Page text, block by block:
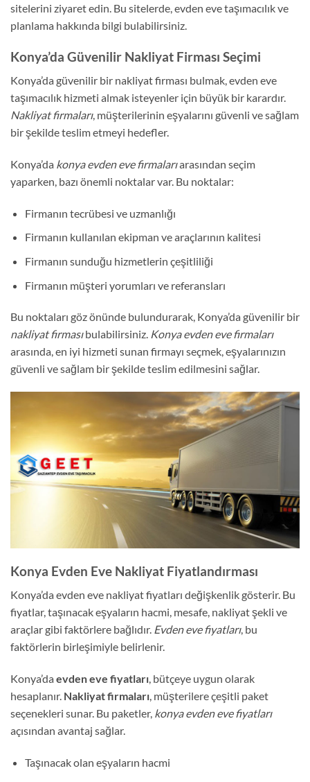
sitelerini ziyaret edin. Bu sitelerde, evden eve taşımacılık ve
planlama hakkında bilgi bulabilirsiniz.
Konya’da Güvenilir Nakliyat Firması Seçimi
Konya’da güvenilir bir nakliyat firması bulmak, evden eve
taşımacılık hizmeti almak isteyenler için büyük bir karardır.
Nakliyat firmaları, müşterilerinin eşyalarını güvenli ve sağlam
bir şekilde teslim etmeyi hedefler.
Konya’da konya evden eve firmalarıarasından seçim
yaparken, bazı önemli noktalar var. Bu noktalar:
Firmanın tecrübesi ve uzmanlığı
Firmanın kullanılan ekipman ve araçlarının kalitesi
Firmanın sunduğu hizmetlerin çeşitliliği
Firmanın müşteri yorumları ve referansları
Bu noktaları göz önünde bulundurarak, Konya’da güvenilir bir
nakliyat firmasıbulabilirsiniz. Konya evden eve firmaları
arasında, en iyi hizmeti sunan firmayı seçmek, eşyalarınızın
güvenli ve sağlam bir şekilde teslim edilmesini sağlar.
Konya Evden Eve Nakliyat Fiyatlandırması
Konya’da evden eve nakliyat fiyatları değişkenlik gösterir. Bu
fiyatlar, taşınacak eşyaların hacmi, mesafe, nakliyat şekli ve
araçlar gibi faktörlere bağlıdır. Evden eve fiyatları, bu
faktörlerin birleşimiyle belirlenir.
Konya’da evden eve fiyatları, bütçeye uygun olarak
hesaplanır. Nakliyat firmaları, müşterilere çeşitli paket
seçenekleri sunar. Bu paketler, konya evden eve fiyatları
açısından avantaj sağlar.
Taşınacak olan eşyaların hacmi